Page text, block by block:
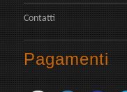
Contatti
Pagamenti